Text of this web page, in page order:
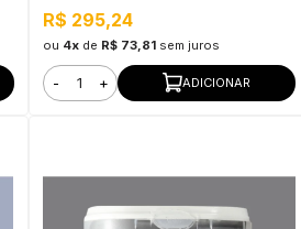
R$ 295,24
ou 4xde R$ 73,81 sem juros
- + ADICIONAR